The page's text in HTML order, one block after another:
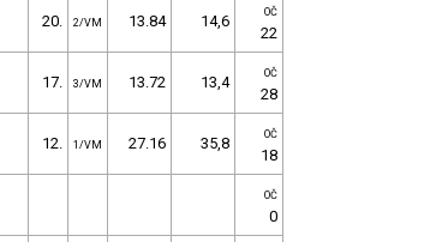
20. 2/VM 13.84 14,6 OČ
22
17. 3/VM 13.72 13,4 OČ
28
12. 1/VM 27.16 35,8 OČ
18
OČ
0